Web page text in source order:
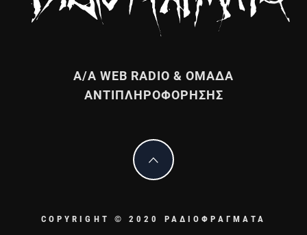
Α/Α WEB RADIO & ΟΜΑΔΑ
ΑΝΤΙΠΛΗΡΟΦΟΡΗΣΗΣ
COPYRIGHT © 2020 ΡΑΔΙΟΦΡΑΓΜΑΤΑ